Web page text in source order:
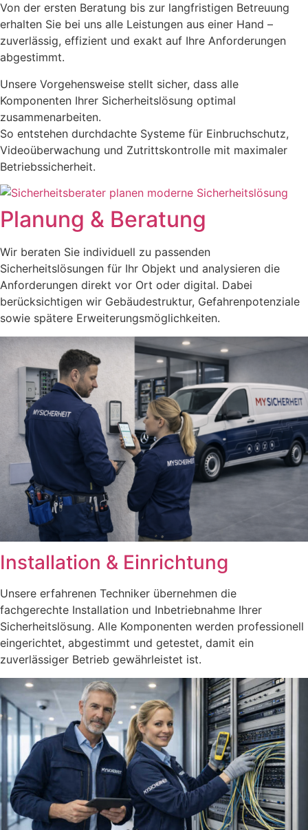
Von der ersten Beratung bis zur langfristigen Betreuung
erhalten Sie bei uns alle Leistungen aus einer Hand –
zuverlässig, effizient und exakt auf Ihre Anforderungen
abgestimmt.
Unsere Vorgehensweise stellt sicher, dass alle
Komponenten Ihrer Sicherheitslösung optimal
zusammenarbeiten.
So entstehen durchdachte Systeme für Einbruchschutz,
Videoüberwachung und Zutrittskontrolle mit maximaler
Betriebssicherheit.
Planung & Beratung
Wir beraten Sie individuell zu passenden
Sicherheitslösungen für Ihr Objekt und analysieren die
Anforderungen direkt vor Ort oder digital. Dabei
berücksichtigen wir Gebäudestruktur, Gefahrenpotenziale
sowie spätere Erweiterungsmöglichkeiten.
Installation & Einrichtung
Unsere erfahrenen Techniker übernehmen die
fachgerechte Installation und Inbetriebnahme Ihrer
Sicherheitslösung. Alle Komponenten werden professionell
eingerichtet, abgestimmt und getestet, damit ein
zuverlässiger Betrieb gewährleistet ist.